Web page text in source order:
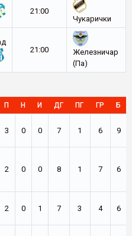
21:00
Чукарички
21:00
Железничар
(Па)
П Н И ДГ ПГ ГР Б
3 0 0 7 1 6 9
2 0 0 8 1 7 6
2 0 1 7 3 4 6